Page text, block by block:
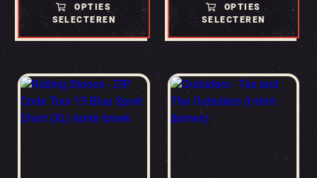
OPTIES
SELECTEREN
OPTIES
SELECTEREN